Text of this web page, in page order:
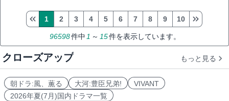
96598件中 1 ～ 15件を表示しています。
1 2 3 4 5 6 7 8 9 10
クローズアップ もっと見る
朝ドラ:風、薫る 大河:豊臣兄弟!
VIVANT
2026年夏(7月)国内ドラマ一覧